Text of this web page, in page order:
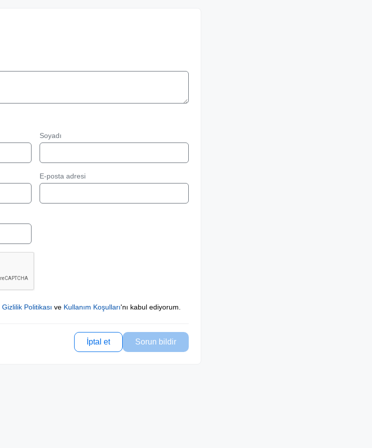
Soyadı
E-posta adresi
Gizlilik Politikası ve Kullanım Koşulları'nı kabul ediyorum.
İptal et Sorun bildir